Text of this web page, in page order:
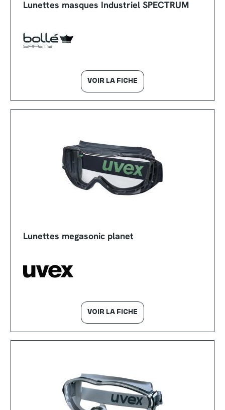
Lunettes masques Industriel SPECTRUM
VOIR LA FICHE
Lunettes megasonic planet
VOIR LA FICHE